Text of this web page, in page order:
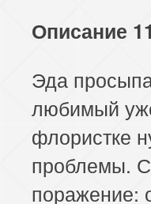
Описание
Эда
любимый
флористке
проблемы.
поражение: